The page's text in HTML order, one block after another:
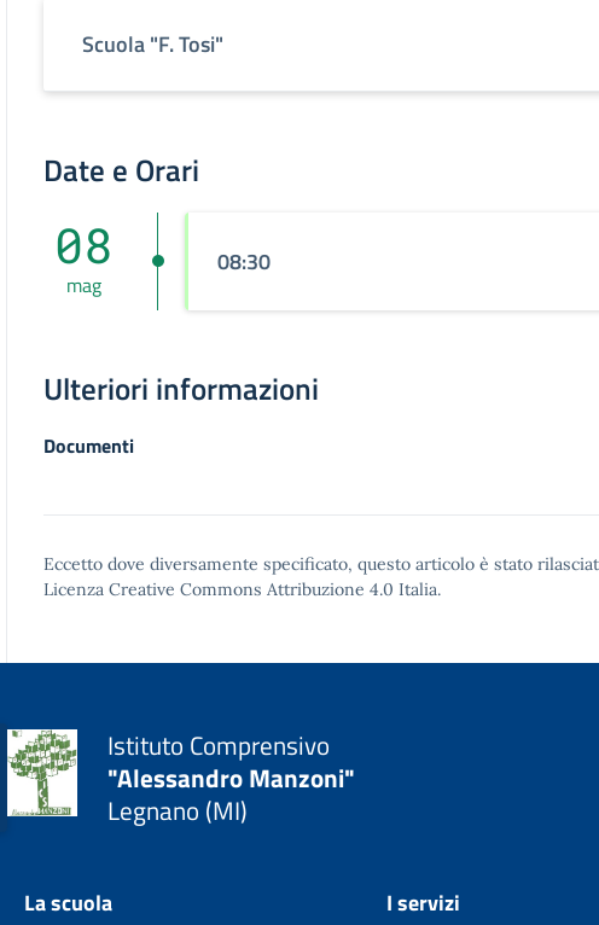
Scuola "F. Tosi"
Date e Orari
08
mag
08:30
Ulteriori informazioni
Documenti
Eccetto dove diversamente specificato, questo articolo è stato
Licenza Creative Commons Attribuzione 4.0 Italia.
Istituto Comprensivo
"Alessandro Manzoni"
Legnano (MI)
La scuola I servizi